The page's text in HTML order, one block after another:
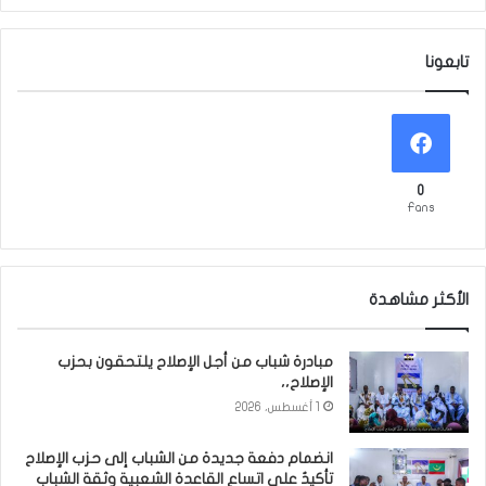
تابعونا
0
Fans
الأكثر مشاهدة
مبادرة شباب من أجل الإصلاح يلتحقون بحزب
الإصلاح،،
انضمام دفعة جديدة من الشباب إلى حزب الإصلاح
تأكيدٌ على اتساع القاعدة الشعبية وثقة الشباب